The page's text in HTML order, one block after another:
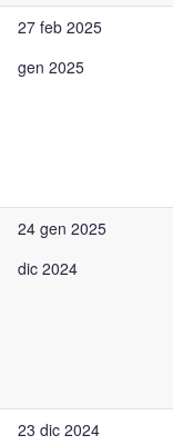
27 feb 2025
gen 2025
24 gen 2025
dic 2024
23 dic 2024